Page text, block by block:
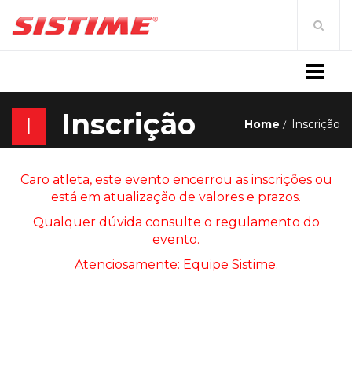
I Inscrição Home Inscrição
Caro atleta, este evento encerrou as inscrições ou
está em atualização de valores e prazos.
Qualquer dúvida consulte o regulamento do
evento.
Atenciosamente: Equipe Sistime.